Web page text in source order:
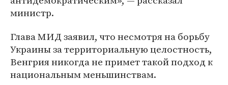
министр.
Глава МИД заявил, что несмотря на борьбу
Украины за территориальную целостность,
Венгрия никогда не примет такой подход к
национальным меньшинствам.